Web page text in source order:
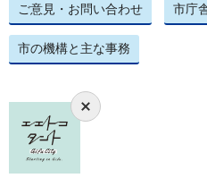
ご意見・お問い合わせ 市庁
市の機構と主な事務